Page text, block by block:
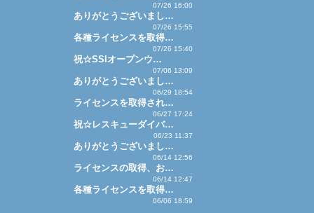
07/26 16:00
ありがとうございまし…
07/26 15:55
各種ライセンスを取得…
07/26 15:40
祝☆SSIオープンウ…
07/06 13:09
ありがとうございまし…
06/29 18:54
ライセンスを取得され…
06/27 17:24
祝☆レスキューダイバ…
06/23 11:37
ありがとうございまし…
06/14 12:56
ライセンスの取得、お…
06/14 12:47
各種ライセンスを取得…
06/06 18:59